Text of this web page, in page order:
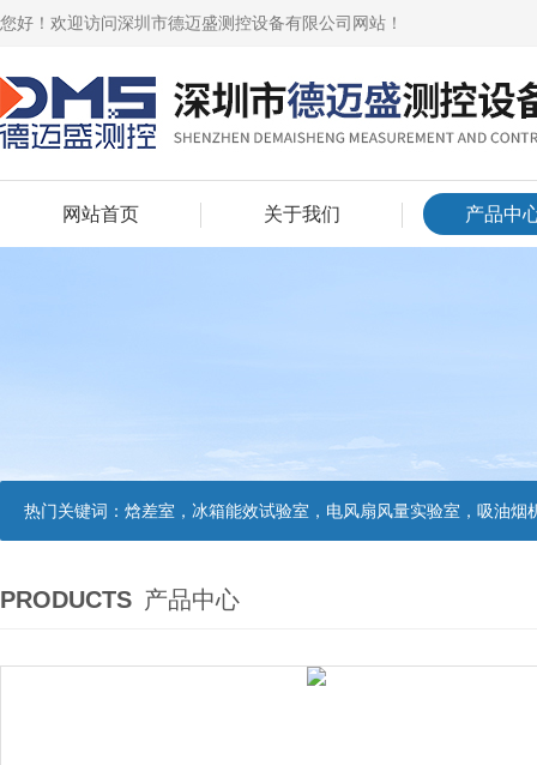
您好！欢迎访问深圳市德迈盛测控设备有限公司网站！
网站首页 关于我们 产品中
热门关键词： 焓差室，冰箱能效试验室，电风扇风量实验室，吸油烟机油脂分离度试验装置，吸油烟机空气性能试验装置，吸油烟机气味
PRODUCTS 产品中心